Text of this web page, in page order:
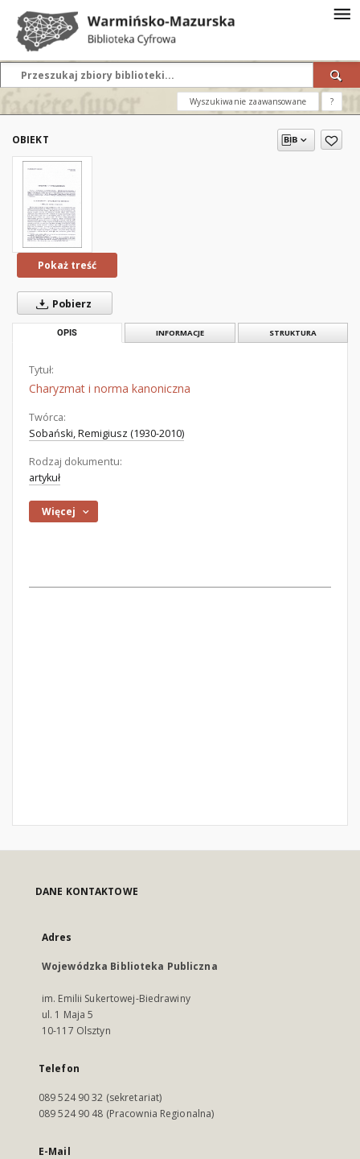
Wyszukiwanie zaawansowane ?
OBIEKT
Pokaż treść
Pobierz
OPIS INFORMACJE STRUKTURA
Tytuł:
Charyzmat i norma kanoniczna
Twórca:
Sobański, Remigiusz (1930-2010)
Rodzaj dokumentu:
artykuł
Więcej
DANE KONTAKTOWE
Adres
Wojewódzka Biblioteka Publiczna
im. Emilii Sukertowej-Biedrawiny
ul. 1 Maja 5
10-117 Olsztyn
Telefon
089 524 90 32 (sekretariat)
089 524 90 48 (Pracownia Regionalna)
E-Mail